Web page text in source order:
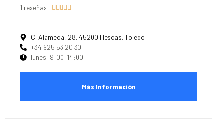
1 reseñas     
C. Alameda, 28, 45200 Illescas, Toledo
+34 925 53 20 30
lunes: 9:00–14:00
Más Información